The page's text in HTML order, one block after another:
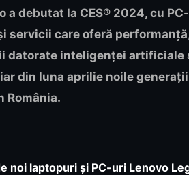
a debutat la CES® 2024, cu
servicii care oferă
datorate inteligenței artificiale
din luna aprilie noile
România.
noi laptopuri și PC-uri Lenovo